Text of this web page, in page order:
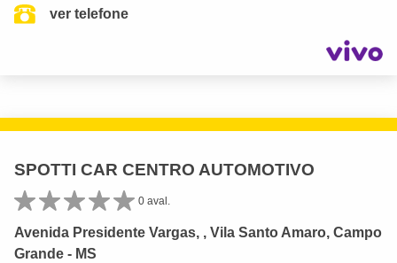
ver telefone
SPOTTI CAR CENTRO AUTOMOTIVO
0 aval.
Avenida Presidente Vargas, , Vila Santo Amaro, Campo
Grande - MS